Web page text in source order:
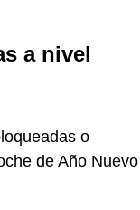
a nivel
o
de Año Nuevo